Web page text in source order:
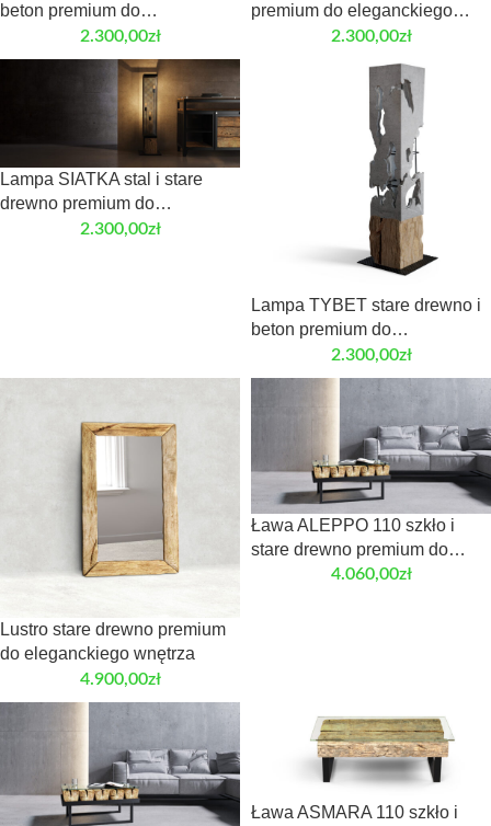
beton premium do
eleganckiego wnętrza
2.300,00zł
premium do eleganckiego
2.300,00zł
Lampa SIATKA stal i stare
drewno premium do
eleganckiego wnętrza
2.300,00zł
Lampa TYBET stare drewno i
beton premium do
eleganckiego wnętrza
2.300,00zł
Lustro stare drewno premium
do eleganckiego wnętrza
4.900,00zł
Ława ALEPPO 110 szkło i
stare drewno premium do
eleganckiego wnętrza
4.060,00zł
Ława ASMARA 110 szkło i